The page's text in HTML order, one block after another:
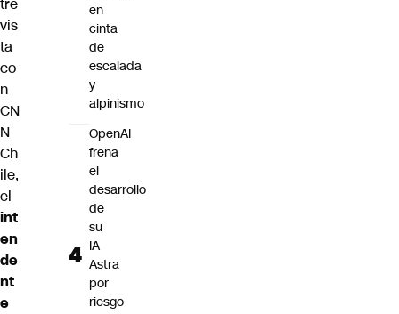
vis
ta
co
n
CN
N
Ch
ile,
el
int
en
de
nt
e
en
cinta
de
escalada
y
alpinismo
OpenAI
frena
el
desarrollo
de
su
IA
Astra
por
riesgo